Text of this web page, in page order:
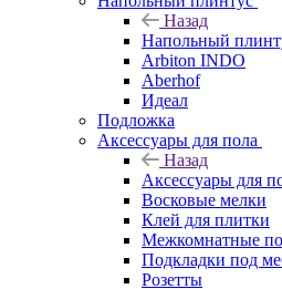
Назад
Напольный
Arbiton INDO
Aberhof
Идеал
Подложка
Аксессуары для пола
Назад
Аксессуары для
Восковые мелки
Клей для плитки
Межкомнатные
Подкладки под
Розетты